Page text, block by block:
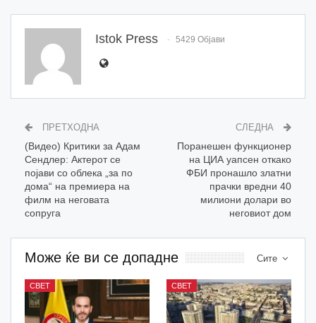
Istok Press 5429 Објави
ПРЕТХОДНА
(Видео) Критики за Адам
Сендлер: Актерот се
појави со облека „за по
дома“ на премиера на
филм на неговата
сопруга
СЛЕДНА
Поранешен функционер
на ЦИА уапсен откако
ФБИ пронашло златни
прачки вредни 40
милиони долари во
неговиот дом
Сите
Може ќе ви се допадне
СВЕТ СВЕТ